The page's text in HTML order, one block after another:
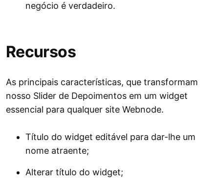
negócio é verdadeiro.
Recursos
As principais características, que transformam
nosso Slider de Depoimentos em um widget
essencial para qualquer site Webnode.
Título do widget editável para dar-lhe um
nome atraente;
Alterar título do widget;